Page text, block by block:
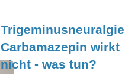
Carbamazepin wirkt
nicht - was tun?